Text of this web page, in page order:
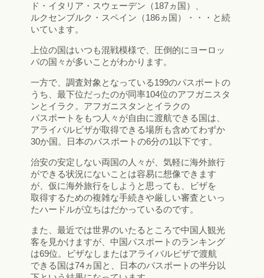
ド・イタリア・スウェーデン（187ヵ国）、
ルクセンブルク・スペイン（186ヵ国）・・・と続
いています。
上位の国はいつも混戦模様で、圧倒的にヨーロッ
パの国々が多いことがわかります。
一方で、調査対象となっている199のパスポートの
うち、最下位だったのが同率104位のアフガニスタ
ンとイラク。アフガニスタンとイラクの
パスポートをもつ人々が自由に渡航できる国は、
アライバルビザが取得できる場所も含めてわずか
30か国。日本のパスポートの6分の1以下です。
治安の安定しない両国の人々が、気軽に海外旅行
ができる状況にないことは容易に想像できます
が、仮に海外旅行をしようと思っても、ビザを
取得するための複雑な手続きや厳しい審査といっ
たハードルが立ちはだかっているのです。
また、最近では世界のいたるところで中国人観光
客を見かけますが、中国パスポートのランキング
は69位。ビザなしまたはアライバルビザで渡航
できる国は74ヵ国と、日本のパスポートの半分以